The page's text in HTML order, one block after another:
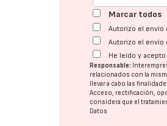
Marcar todos
Autorizo el envío
Autorizo el envío
He leído y
Responsable:
relacionados con la
llevar a cabo las
Acceso, rectificación,
considera que el
Datos